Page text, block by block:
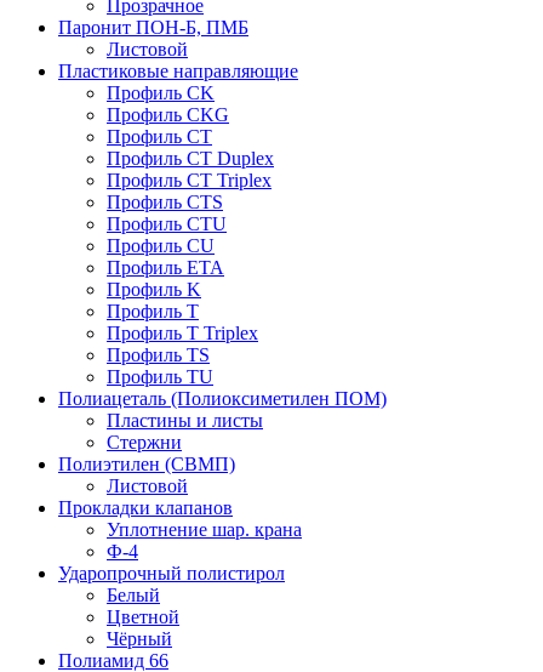
Прозрачное
Паронит ПОН-Б, ПМБ
Листовой
Пластиковые направляющие
Профиль CK
Профиль CKG
Профиль CT
Профиль CT Duplex
Профиль CT Triplex
Профиль CTS
Профиль CTU
Профиль CU
Профиль ETA
Профиль K
Профиль T
Профиль T Triplex
Профиль TS
Профиль TU
Полиацеталь (Полиоксиметилен ПОМ)
Пластины и листы
Стержни
Полиэтилен (СВМП)
Листовой
Прокладки клапанов
Уплотнение шар. крана
Ф-4
Ударопрочный полистирол
Белый
Цветной
Чёрный
Полиамид 66